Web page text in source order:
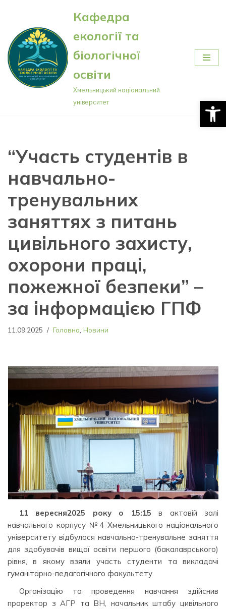
Перейти
до
вмісту
Кафедра
екології та
біологічної
освіти
Хмельницький національний
університет
“Участь студентів в
навчально-
тренувальних
заняттях з питань
цивільного захисту,
охорони праці,
пожежної безпеки” –
за інформацією ГПФ
11.09.2025 Головна Новини
11 вересня2025 року о 15:15 в актовій залі
навчального корпусу №4 Хмельницького національного
університету відбулося навчально-тренувальне заняття
для здобувачів вищої освіти першого (бакалаврського)
рівня, в якому взяли участь студенти та викладачі
гуманітарно-педагогічного факультету.
Організацію та проведення навчання здійснив
проректор з АГР та ВН, начальник штабу цивільного